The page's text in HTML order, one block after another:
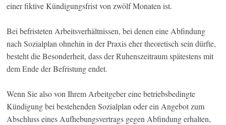
einer fiktive Kündigungsfrist von zwölf Monaten ist.
Bei befristeten Arbeitsverhältnissen, bei denen eine Abfindung
nach Sozialplan ohnehin in der Praxis eher theoretisch sein dürfte,
besteht die Besonderheit, dass der Ruhenszeitraum spätestens mit
dem Ende der Befristung endet.
Wenn Sie also von Ihrem Arbeitgeber eine betriebsbedingte
Kündigung bei bestehenden Sozialplan oder ein Angebot zum
Abschluss eines Aufhebungsvertrags gegen Abfindung erhalten,